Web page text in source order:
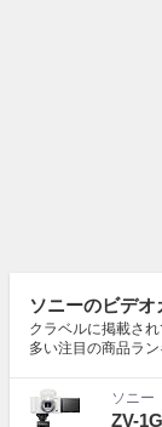
ソニーのビデ
クラベルに掲載さ
多い注目の商品ラン
ソニー
ZV-